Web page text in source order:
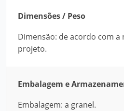
Dimensões / Peso
Dimensão: de acordo com a
projeto.
Embalagem e
Embalagem: a granel.